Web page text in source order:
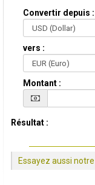
Convertir depuis :
vers :
Montant :
Résultat :
Essayez aussi notre